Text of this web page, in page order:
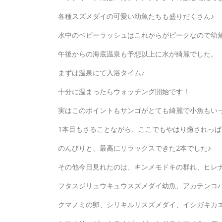
各種スズメダイの可愛い幼魚たちも盛りだくさん♪
水中のベビーラッシュはこれからがピークなので
午後からの海底温泉も予想以上に水が綺麗でした。
まずは温泉にて入浴タイム♪
十分に温まったらウォッチング開始です！
実はこのポイントもサンゴがとても綺麗で小魚もい
1本目もさることながら、ここでもやはり癒されっ
のんびりと、最高にリラックスできた2本でした♪
その他今日見れたのは、キンメモドキの群れ、ヒ
フタスジリュウキュウスズメダイ幼魚、アカテンコ
クマノミの卵、シリキルリスズメダイ、イシガキカ